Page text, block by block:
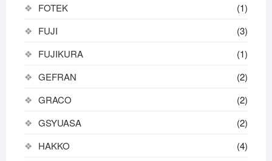
FOTEK
(1)
FUJI
(3)
FUJIKURA
(1)
GEFRAN
(2)
GRACO
(2)
GSYUASA
(2)
HAKKO
(4)